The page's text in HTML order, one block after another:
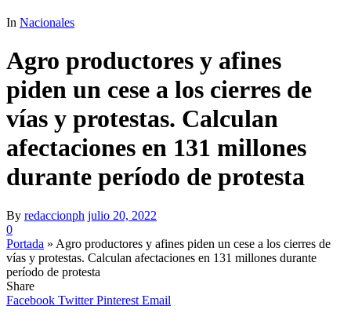
In Nacionales
Agro productores y afines
piden un cese a los cierres de
vías y protestas. Calculan
afectaciones en 131 millones
durante período de protesta
By redaccionph julio 20, 2022
0
Portada » Agro productores y afines piden un cese a los cierres de
vías y protestas. Calculan afectaciones en 131 millones durante
período de protesta
Share
Facebook Twitter Pinterest Email